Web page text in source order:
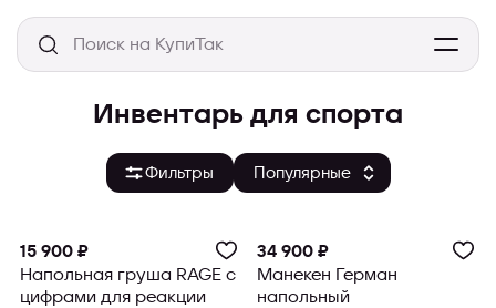
Инвентарь для спорта
Фильтры
15 900 ₽
Напольная груша RAGE с
цифрами для реакции
34 900 ₽
Манекен Герман
напольный